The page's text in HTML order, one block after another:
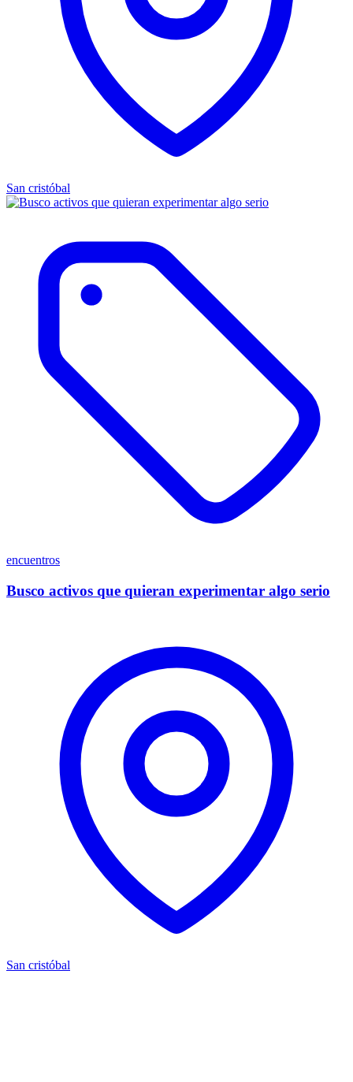
San cristóbal
encuentros
Busco activos que quieran experimentar algo serio
San cristóbal